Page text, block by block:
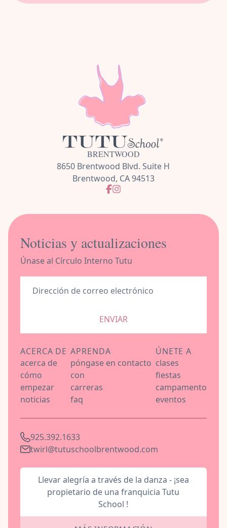
BRENTWOOD
8650 Brentwood Blvd. Suite H
Brentwood, CA 94513
Noticias y actualizaciones
Únase al Círculo Interno Tutu
ENVIAR
ACERCA DE
acerca de
cómo
empezar
noticias
APRENDA
póngase en contacto
con
carreras
faq
ÚNETE A
clases
fiestas
campamento
eventos
925.392.1633
twirl@tutuschoolbrentwood.com
Llevar alegría a través de la danza - ¡sea
propietario de una franquicia Tutu
School !